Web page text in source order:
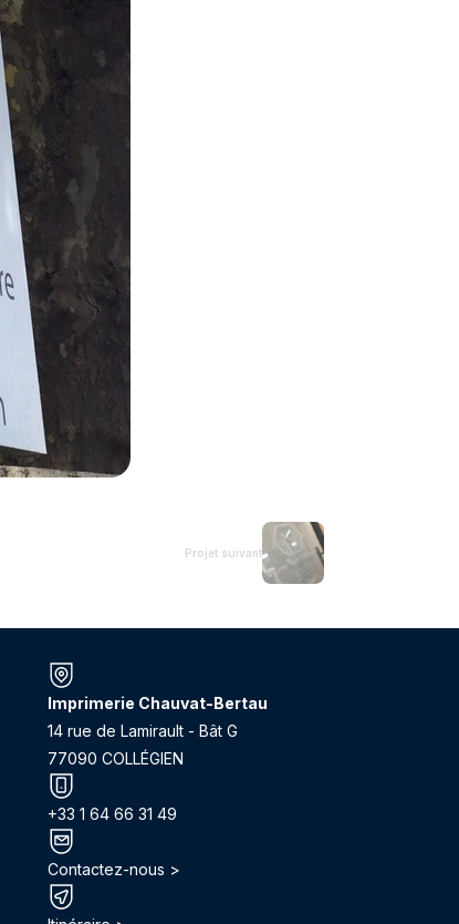
Projet suivant
Imprimerie Chauvat-Bertau
14 rue de Lamirault - Bât G
77090 COLLÉGIEN
+33 1 64 66 31 49
Contactez-nous >